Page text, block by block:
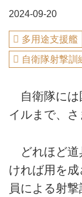
2024-09-20
多用途支援艦
自衛隊射撃訓
自衛隊には
イルまで、さ
どれほど道
ければ用を
員による射